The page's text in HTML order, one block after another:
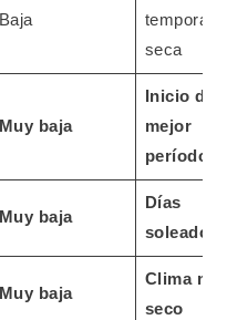
Baja
temporada
seca
Muy baja
Inicio del
mejor
período
Muy baja
Días
soleados
Muy baja
Clima
seco